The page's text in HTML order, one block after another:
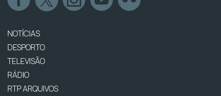
NOTÍCIAS
DESPORTO
TELEVISÃO
RÁDIO
RTP ARQUIVOS